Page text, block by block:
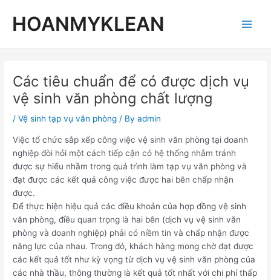
contentHOANMYKLEAN
Các tiêu chuẩn để có được dịch vụ
vệ sinh văn phòng chất lượng
/Vệ sinh tạp vụ văn phòng / Byadmin
Việc tổ chức sắp xếp công việc vệ sinh văn phòng tại doanh
nghiệp đòi hỏi một cách tiếp cận có hệ thống nhắm tránh
được sự hiểu nhầm trong quá trình làm tạp vụ văn phòng và
đạt được các kết quả công việc được hai bên chấp nhận
được.
Để thực hiện hiệu quả các điều khoản của hợp đồng vệ sinh
văn phòng, điều quan trọng là hai bên (dịch vụ vệ sinh văn
phòng và doanh nghiệp) phải có niềm tin và chấp nhận được
năng lực của nhau. Trong đó, khách hàng mong chờ đạt được
các kết quả tốt như kỳ vọng từ dịch vụ vệ sinh văn phòng của
các nhà thầu, thông thường là kết quả tốt nhất với chi phí thấp
navigation